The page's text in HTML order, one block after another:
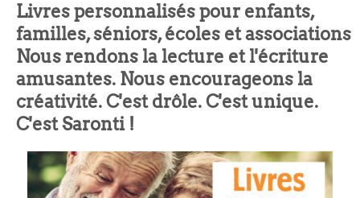
Livres personnalisés pour enfants,
familles, séniors, écoles et associations
Nous rendons la lecture et l'écriture
amusantes. Nous encourageons la
créativité. C'est drôle. C'est unique.
C'est Saronti !